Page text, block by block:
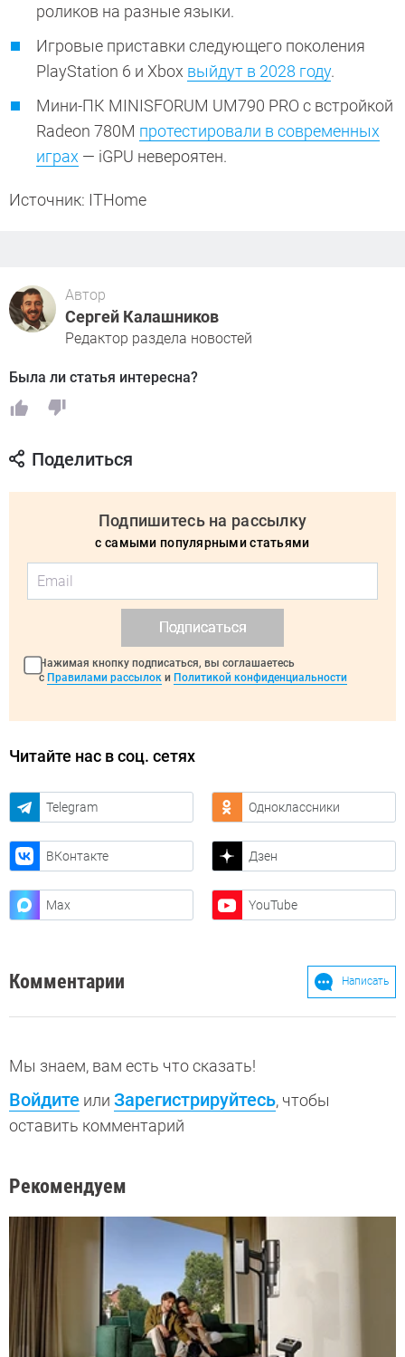
роликов на разные языки.
Игровые приставки следующего поколения
PlayStation 6 и Xbox выйдут в 2028 году.
Мини-ПК MINISFORUM UM790 PRO с встройкой
Radeon 780M протестировали в современных
играх — iGPU невероятен.
Источник: ITHome
Автор
Сергей Калашников
Редактор раздела новостей
Была ли статья интересна?
Поделиться
Подпишитесь на рассылку
с самыми популярными статьями
Подписаться
Нажимая кнопку подписаться, вы соглашаетесь
с Правилами рассылок и Политикой конфиденциальности
Читайте нас в соц. сетях
Telegram Одноклассники
ВКонтакте Дзен
Max YouTube
Комментарии Написать
Мы знаем, вам есть что сказать!
Войдите или Зарегистрируйтесь, чтобы
оставить комментарий
Рекомендуем